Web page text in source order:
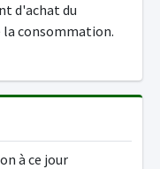
d'achat du
consommation.
à ce jour